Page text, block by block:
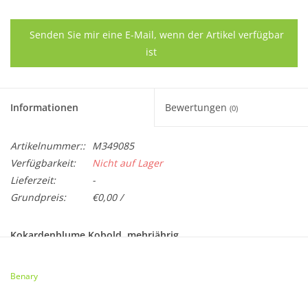
Senden Sie mir eine E-Mail, wenn der Artikel verfügbar
ist
Informationen Bewertungen (0)
Artikelnummer:: M349085
Verfügbarkeit:
Nicht auf Lager
Lieferzeit:
-
Grundpreis:
€0,00 /
Kokardenblume Kobold, mehrjährig
Benary